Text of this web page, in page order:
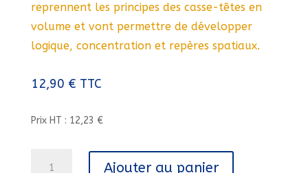
reprennent les principes des casse-têtes en
volume et vont permettre de développer
logique, concentration et repères spatiaux.
12,90 € TTC
Prix HT : 12,23 €
Ajouter au panier